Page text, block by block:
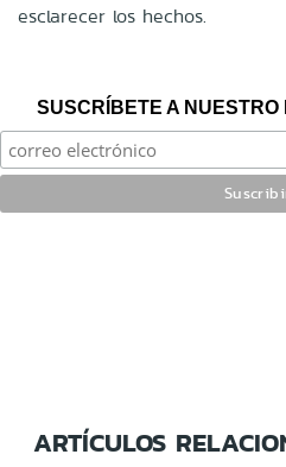
esclarecer los hechos.
SUSCRÍBETE A
ARTÍCULOS